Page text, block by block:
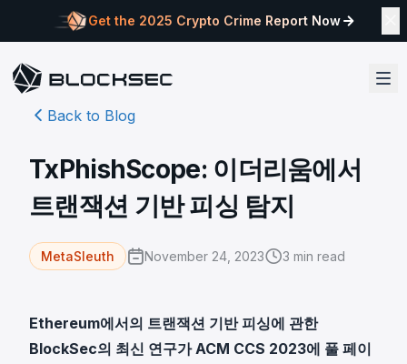
Get the 2025 Crypto Crime Report Now
Back to Blog
TxPhishScope: 이더리움에서
트랜잭션 기반 피싱 탐지
MetaSleuth November 24, 2023 3 min read
Ethereum에서의 트랜잭션 기반 피싱에 관한
BlockSec의 최신 연구가 ACM CCS 2023에 풀 페이